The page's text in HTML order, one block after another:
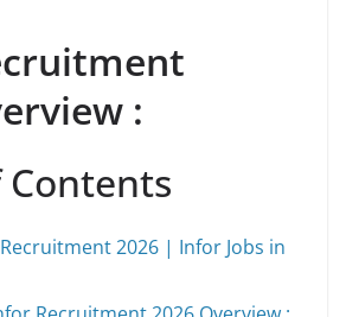
:
2026 | Infor Jobs in